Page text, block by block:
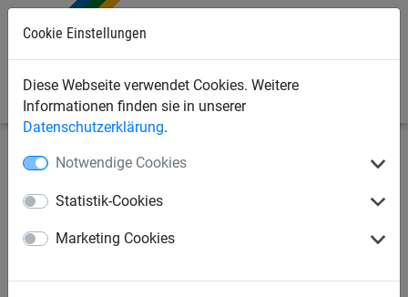
Cookie Einstellungen
Diese Webseite verwendet Cookies. Weitere
Informationen finden sie in unserer
Datenschutzerklärung.
Notwendige Cookies
Statistik-Cookies
Marketing Cookies
Industrienetze
Gurtbandnetze / Ladungssicherung
für PKW für Kastenwagen/Anhänger